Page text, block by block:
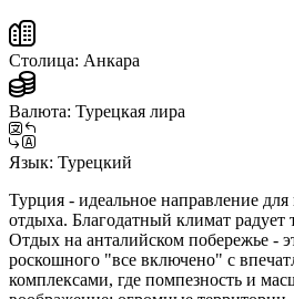
Столица: Анкара
Валюта: Турецкая лира
Язык: Турецкий
Турция - идеальное направление
отдыха. Благодатный климат радует
Отдых на анталийском побережье -
роскошного "все включено" с
комплексами, где помпезность и